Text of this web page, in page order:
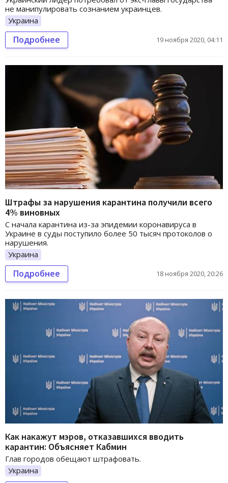
не манипулировать сознанием украинцев.
Украина
Подробнее 19 ноября 2020, 04:11
Штрафы за нарушения карантина получили всего
4% виновных
С начала карантина из-за эпидемии коронавируса в
Украине в суды поступило более 50 тысяч протоколов о
нарушения.
Украина
Подробнее 18 ноября 2020, 20:26
Как накажут мэров, отказавшихся вводить
карантин: Объясняет Кабмин
Глав городов обещают штрафовать.
Украина